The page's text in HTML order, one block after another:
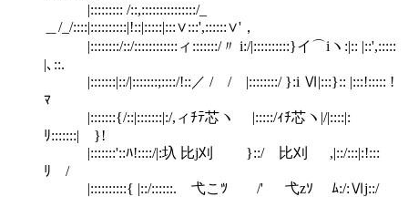
|::::::::: /::,:::::::::::::::/_
＿/_/::::|::::::::::|!::|:::::|:::∨:::',::::::∨'，
|::::::::/::/::::::::::::ィ:::::::/〃 i:/|::::::::::}イ⌒iヽ:|:: |::',:::::
|､::.
|:::::::|::/|:::::::;::::/!::／ / / |::::::::/ }:i Ⅵ|:::}:: |:::!::::: !
ﾏ
|:::::::{/::|:::::::|:/,ィﾁﾃ芯ヽ |:::::/ｨﾁ芯ヽ|/|::::|:
ﾘ:::::::| }!
|:::::::'::ﾊ!::::/|:圦 比j刈 }::/ 比刈 ,|::/:::|:!:::
ﾘ /
|::::::::::{ |::/::::::. 弋こﾂ /' 弋zｿ ﾑ:/:Ⅵj::/